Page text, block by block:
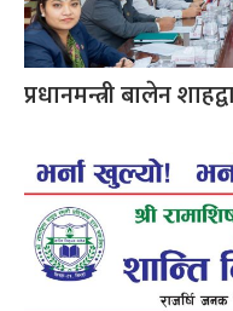
प्रधानमन्त्री बालेन